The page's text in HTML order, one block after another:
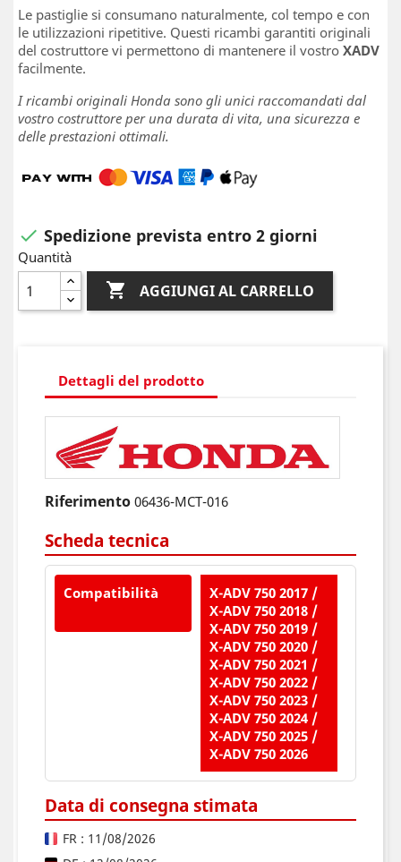
Le pastiglie si consumano naturalmente, col tempo e con
le utilizzazioni ripetitive. Questi ricambi garantiti originali
del costruttore vi permettono di mantenere il vostro XADV
facilmente.
I ricambi originali Honda sono gli unici raccomandati dal
vostro costruttore per una durata di vita, una sicurezza e
delle prestazioni ottimali.
 Spedizione prevista entro 2 giorni
Quantità
 AGGIUNGI AL CARRELLO
Dettagli del prodotto
Riferimento 06436-MCT-016
Scheda tecnica
Compatibilità
X-ADV 750 2017 /
X-ADV 750 2018 /
X-ADV 750 2019 /
X-ADV 750 2020 /
X-ADV 750 2021 /
X-ADV 750 2022 /
X-ADV 750 2023 /
X-ADV 750 2024 /
X-ADV 750 2025 /
X-ADV 750 2026
Data di consegna stimata
FR : 11/08/2026